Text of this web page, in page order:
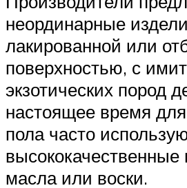
неординарные
лакированной или
поверхностью, с
экзотических пород
настоящее время
пола часто
высококачественные
масла или воски.